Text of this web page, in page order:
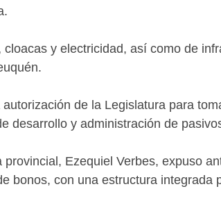
y electricidad, así como de
de la Legislatura para
desarrollo y administración de
Ezequiel Verbes, expuso
bonos, con una estructura integrada